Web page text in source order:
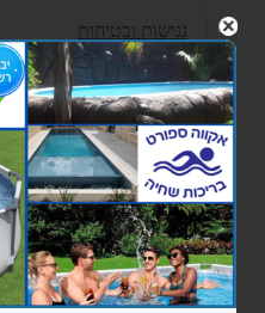
נגישות ובטיחות
מדריכים
אודות
צרו קשר
עוד...
בריכות ניידות bestway
בריכות מלבניות
בריכות עגולות